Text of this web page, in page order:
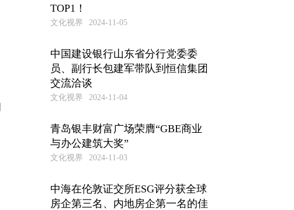
TOP1！
文化视界 2024-11-05
中国建设银行山东省分行党委委
员、副行长包建军带队到恒信集团
交流洽谈
文化视界 2024-11-04
青岛银丰财富广场荣膺“GBE商业
与办公建筑大奖”
文化视界 2024-11-03
中海在伦敦证交所ESG评分获全球
房企第三名、内地房企第一名的佳